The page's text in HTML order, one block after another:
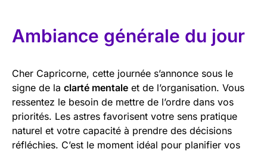
Ambiance générale du jour
Cher Capricorne, cette journée s’annonce sous le
signe de la clarté mentale et de l’organisation. Vous
ressentez le besoin de mettre de l’ordre dans vos
priorités. Les astres favorisent votre sens pratique
naturel et votre capacité à prendre des décisions
réfléchies. C’est le moment idéal pour planifier vos